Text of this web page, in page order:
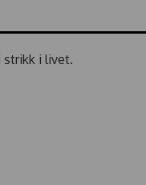
strikk i livet.